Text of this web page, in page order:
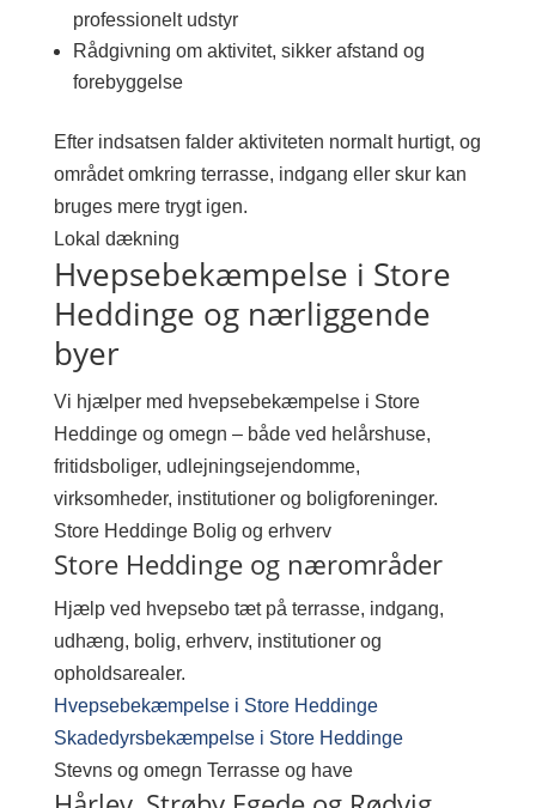
professionelt udstyr
Rådgivning om aktivitet, sikker afstand og
forebyggelse
Efter indsatsen falder aktiviteten normalt hurtigt, og
området omkring terrasse, indgang eller skur kan
bruges mere trygt igen.
Lokal dækning
Hvepsebekæmpelse i Store
Heddinge og nærliggende
byer
Vi hjælper med hvepsebekæmpelse i Store
Heddinge og omegn – både ved helårshuse,
fritidsboliger, udlejningsejendomme,
virksomheder, institutioner og boligforeninger.
Store Heddinge Bolig og erhverv
Store Heddinge og nærområder
Hjælp ved hvepsebo tæt på terrasse, indgang,
udhæng, bolig, erhverv, institutioner og
opholdsarealer.
Hvepsebekæmpelse i Store Heddinge
Skadedyrsbekæmpelse i Store Heddinge
Stevns og omegn Terrasse og have